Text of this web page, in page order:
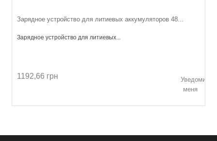
Зарядное устройство для литиевых аккумуляторов 48...
Зарядное устройство для литиевых...
1192,66 грн
Уведомить
меня